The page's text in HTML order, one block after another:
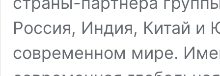
Россия, Индия, Китай и
современном мире.